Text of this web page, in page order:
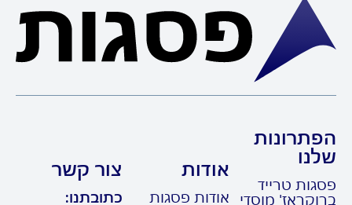
טרייד
מוסדי
אודות
אודות פסגות
צור קשר
כתובתנו: